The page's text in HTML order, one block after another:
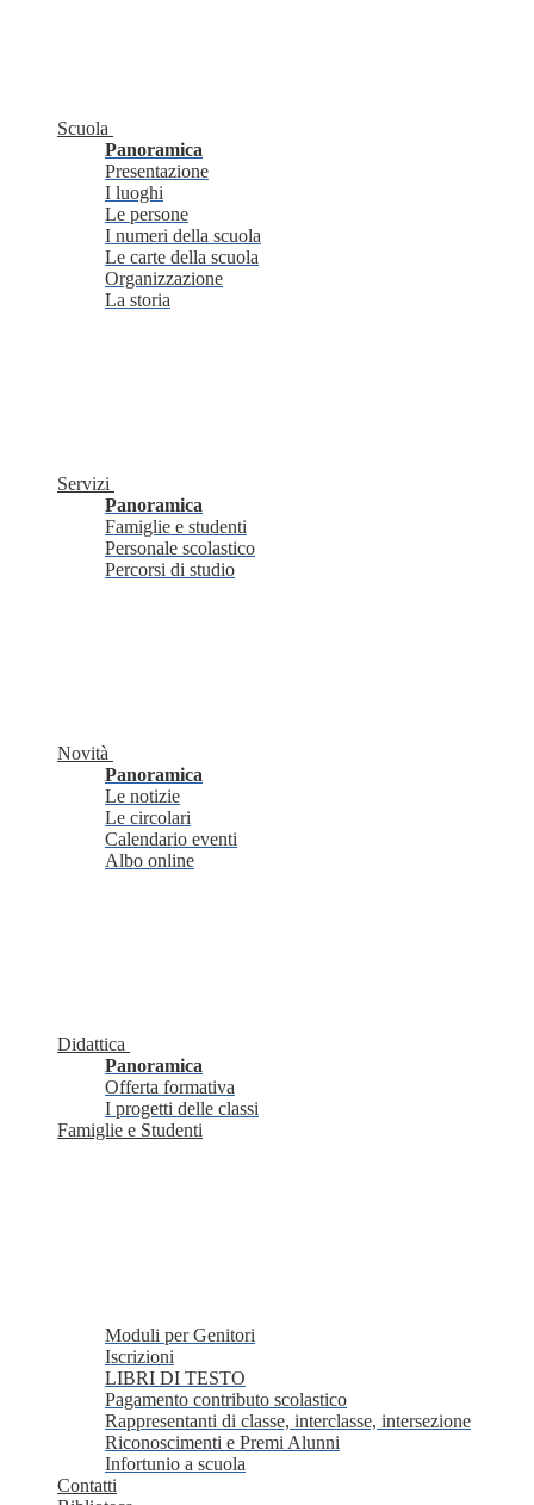
Scuola
Panoramica
Presentazione
I luoghi
Le persone
I numeri della scuola
Le carte della scuola
Organizzazione
La storia
Servizi
Panoramica
Famiglie e studenti
Personale scolastico
Percorsi di studio
Novità
Panoramica
Le notizie
Le circolari
Calendario eventi
Albo online
Didattica
Panoramica
Offerta formativa
I progetti delle classi
Famiglie e Studenti
Moduli per Genitori
Iscrizioni
LIBRI DI TESTO
Pagamento contributo scolastico
Rappresentanti di classe, interclasse, intersezione
Riconoscimenti e Premi Alunni
Infortunio a scuola
Contatti